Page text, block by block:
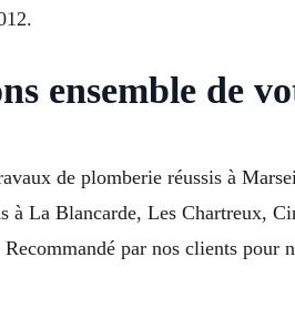
ensemble de
de plomberie réussis à
à La Blancarde, Les Chartreux,
Recommandé par nos clients pour